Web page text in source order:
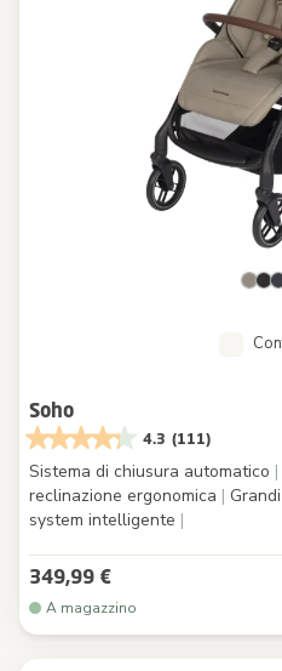
Soho
4.3 (111)
Sistema di chiusura automatico |
reclinazione ergonomica |
system intelligente |
349,99 €
A magazzino